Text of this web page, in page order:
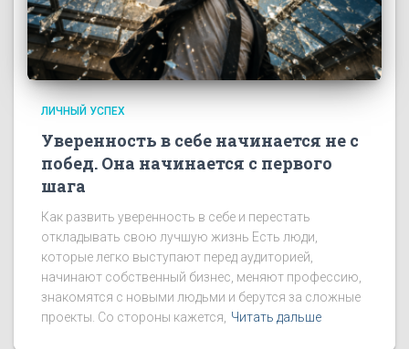
ЛИЧНЫЙ УСПЕХ
Уверенность в себе начинается не с
побед. Она начинается с первого
шага
Как развить уверенность в себе и перестать
откладывать свою лучшую жизнь Есть люди,
которые легко выступают перед аудиторией,
начинают собственный бизнес, меняют профессию,
знакомятся с новыми людьми и берутся за сложные
проекты. Со стороны кажется,
Читать дальше